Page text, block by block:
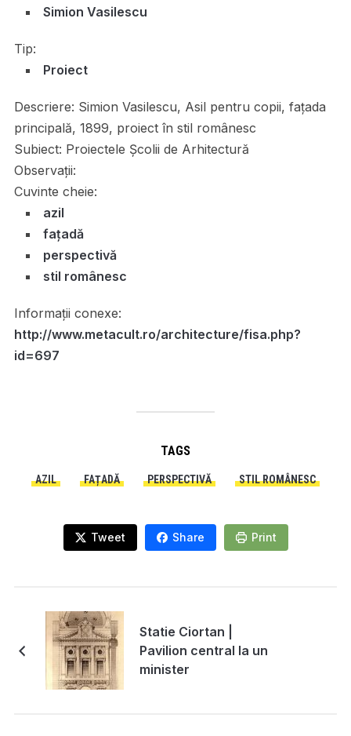
Simion Vasilescu
Tip:
Proiect
Descriere: Simion Vasilescu, Asil pentru copii, faţada
principală, 1899, proiect în stil românesc
Subiect: Proiectele Școlii de Arhitectură
Observații:
Cuvinte cheie:
azil
fațadă
perspectivă
stil românesc
Informații conexe:
http://www.metacult.ro/architecture/fisa.php?
id=697
TAGS
AZIL FAȚADĂ PERSPECTIVĂ STIL ROMÂNESC
Tweet Share Print
Statie Ciortan |
Pavilion central la un
minister